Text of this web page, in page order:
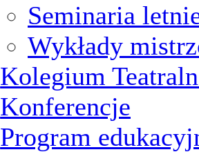
Seminaria
Wykłady
Kolegium
Konferencje
Program